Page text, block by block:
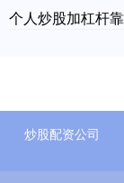
个人炒股加杠杆
炒股配资公司